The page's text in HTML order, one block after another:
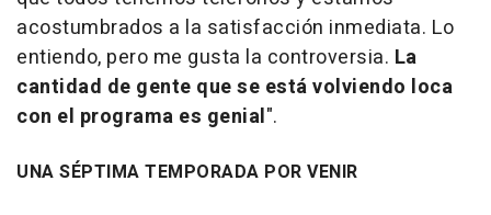
acostumbrados a la satisfacción inmediata. Lo
entiendo, pero me gusta la controversia. La
cantidad de gente que se está volviendo loca
con el programa es genial".
UNA SÉPTIMA TEMPORADA POR VENIR